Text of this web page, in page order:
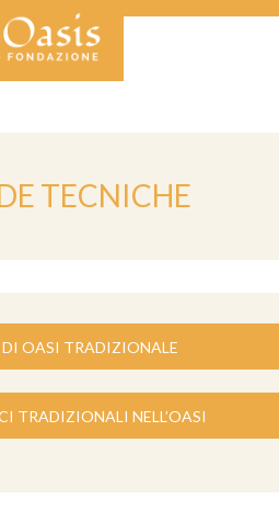
TECNICHE
OASI TRADIZIONALE
TRADIZIONALI NELL’OASI